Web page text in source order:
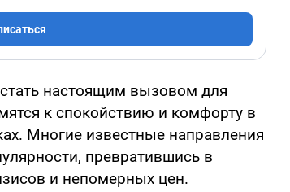
настоящим вызовом для
к спокойствию и комфорту в
Многие известные направления
превратившись в
и непомерных цен.